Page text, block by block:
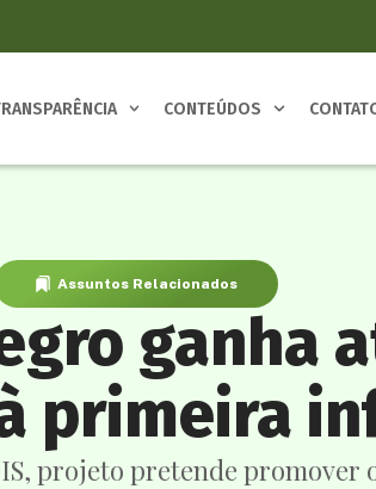
CONTEÚDOS
Assuntos Relacionados
ganha
primeira
projeto pretende